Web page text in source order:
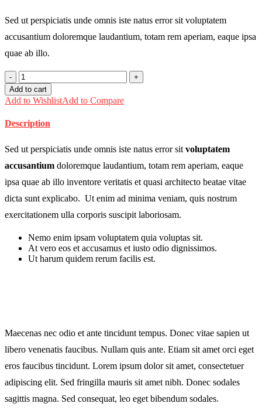
Sed ut perspiciatis unde omnis iste natus error sit voluptatem
accusantium doloremque laudantium, totam rem aperiam, eaque ipsa
quae ab illo.
Adriana
Ankle
Bootie
quantity
Add to cart
Add to WishlistAdd to Compare
Description
Sed ut perspiciatis unde omnis iste natus error sitvoluptatem
accusantium doloremque laudantium, totam rem aperiam, eaque
ipsa quae ab illo inventore veritatis et quasi architecto beatae vitae
dicta sunt explicabo. Ut enim ad minima veniam, quis nostrum
exercitationem ulla corporis suscipit laboriosam.
Nemo enim ipsam voluptatem quia voluptas sit.
At vero eos et accusamus et iusto odio dignissimos.
Ut harum quidem rerum facilis est.
Maecenas nec odio et ante tincidunt tempus. Donec vitae sapien ut
libero venenatis faucibus. Nullam quis ante. Etiam sit amet orci eget
eros faucibus tincidunt. Lorem ipsum dolor sit amet, consectetuer
adipiscing elit. Sed fringilla mauris sit amet nibh. Donec sodales
sagittis magna. Sed consequat, leo eget bibendum sodales.